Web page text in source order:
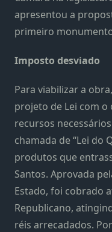
apresentou a
primeiro
Imposto desviado
Para viabilizar a
projeto de Lei com
recursos
chamada de “Lei do
produtos que
Santos. Aprovada
Estado, foi cobrado
Republicano,
réis arrecadados.